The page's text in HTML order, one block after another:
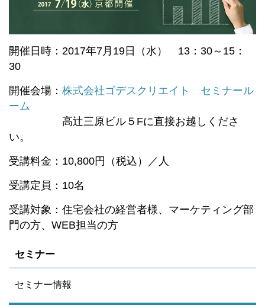
開催日時：2017年7月19日（水） 13：30～15：
30
開催会場： 株式会社ゴデスクリエイト セミナール
ーム
高辻三原ビル５Fに直接お越しくださ
い。
受講料金：10,800円（税込）／人
受講定員：10名
受講対象：住宅会社の経営者様、マーケティング部
門の方、WEB担当の方
セミナー
セミナー情報